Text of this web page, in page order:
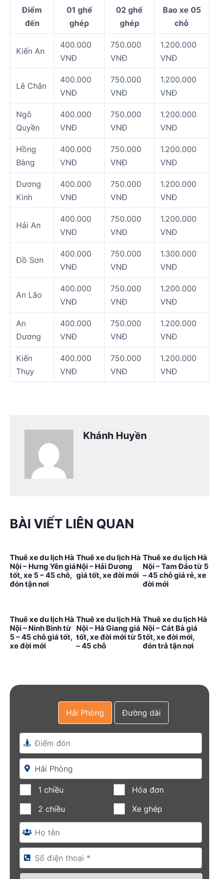
Điểm
đến
01 ghế
ghép
02 ghế
ghép
Bao xe 05
chỗ
Kiến An
400.000
VNĐ
750.000
VNĐ
1.200.000
VNĐ
Lê Chân
400.000
VNĐ
750.000
VNĐ
1.200.000
VNĐ
Ngô
Quyền
400.000
VNĐ
750.000
VNĐ
1.200.000
VNĐ
Hồng
Bàng
400.000
VNĐ
750.000
VNĐ
1.200.000
VNĐ
Dương
Kinh
400.000
VNĐ
750.000
VNĐ
1.200.000
VNĐ
Hải An
400.000
VNĐ
750.000
VNĐ
1.200.000
VNĐ
Đồ Sơn
400.000
VNĐ
750.000
VNĐ
1.300.000
VNĐ
An Lão
400.000
VNĐ
750.000
VNĐ
1.200.000
VNĐ
An
Dương
400.000
VNĐ
750.000
VNĐ
1.200.000
VNĐ
Kiến
Thụy
400.000
VNĐ
750.000
VNĐ
1.200.000
VNĐ
Khánh Huyền
BÀI VIẾT LIÊN QUAN
Thuê xe du lịch Hà
Nội – Hưng Yên giá
tốt, xe 5 – 45 chỗ,
đón tận nơi
Thuê xe du lịch Hà
Nội – Hải Dương
giá tốt, xe đời mới
Thuê xe du lịch Hà
Nội – Tam Đảo từ 5
– 45 chỗ giá rẻ, xe
đời mới
Thuê xe du lịch Hà
Nội – Ninh Bình từ
5 – 45 chỗ giá tốt,
xe đời mới
Thuê xe du lịch Hà
Nội – Hà Giang giá
tốt, xe đời mới từ 5
– 45 chỗ
Thuê xe du lịch Hà
Nội – Cát Bà giá
tốt, xe đời mới,
đón trả tận nơi
Hải Phòng Đường dài
1 chiều
2 chiều
Hóa đơn
Xe ghép